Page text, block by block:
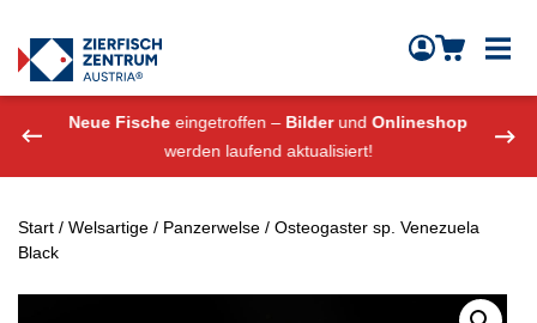
Zierfisch Aquarium Austria
Neue Fische eingetroffen – BilderundOnlineshop
werden laufend aktualisiert!
Start / Welsartige / Panzerwelse / Osteogaster sp. Venezuela
Black